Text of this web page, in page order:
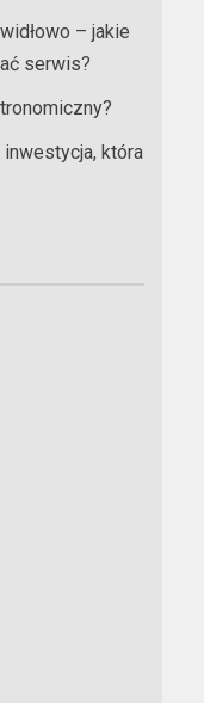
– jakie
serwis?
która